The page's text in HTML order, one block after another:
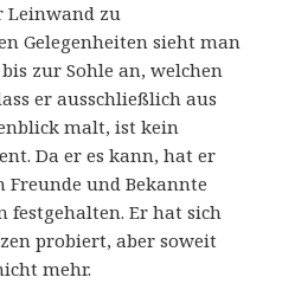
Leinwand zu
Gelegenheiten sieht man
zur Sohle an, welchen
er ausschließlich aus
malt, ist kein
Da er es kann, hat er
Freunde und Bekannte
Er hat sich
probiert, aber soweit
mehr.